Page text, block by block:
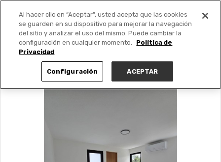
PUBLICA GRATIS +
Al hacer clic en “Aceptar”, usted acepta que las cookies
se guarden en su dispositivo para mejorar la navegación
del sitio y analizar el uso del mismo. Puede cambiar la
configuración en cualquier momento.
Política de
Privacidad
Configuración ACEPTAR